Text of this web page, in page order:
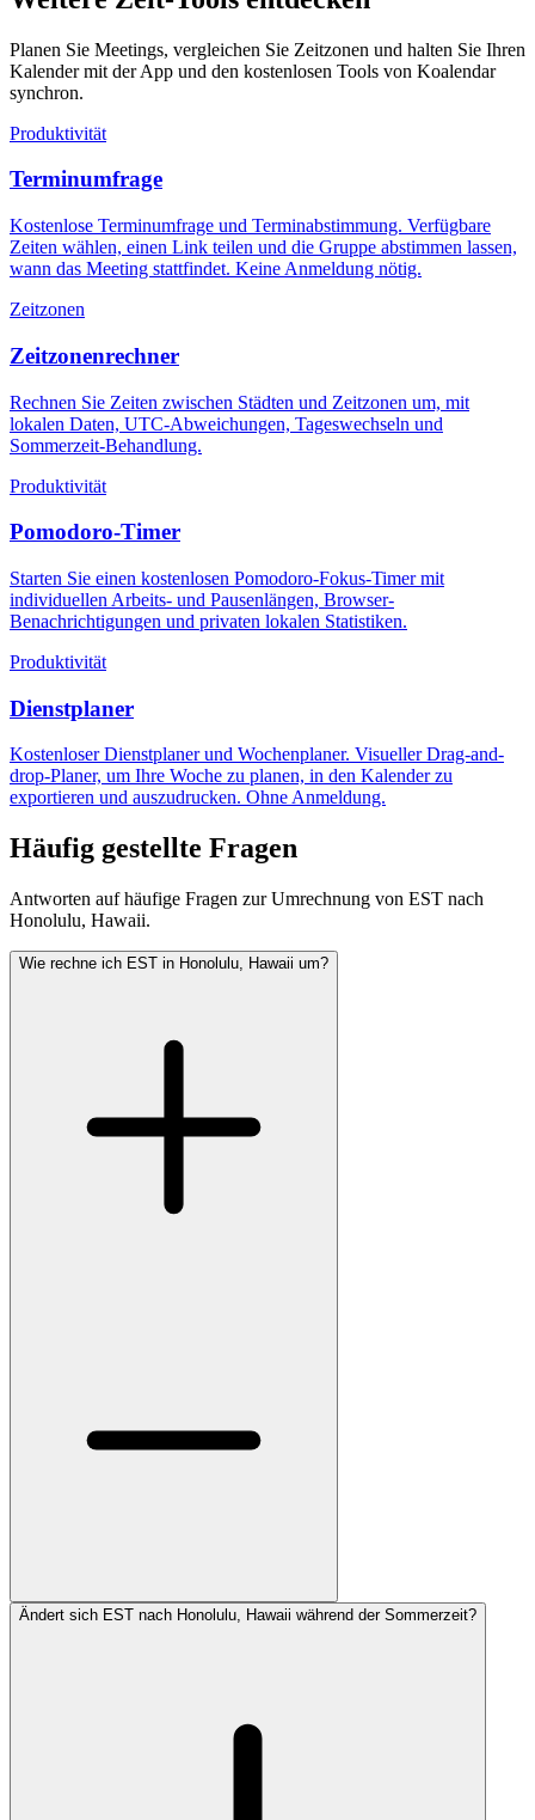
Planen Sie Meetings, vergleichen Sie Zeitzonen und halten Sie Ihren
Kalender mit der App und den kostenlosen Tools von Koalendar
synchron.
Produktivität
Terminumfrage
Kostenlose Terminumfrage und Terminabstimmung. Verfügbare
Zeiten wählen, einen Link teilen und die Gruppe abstimmen lassen,
wann das Meeting stattfindet. Keine Anmeldung nötig.
Zeitzonen
Zeitzonenrechner
Rechnen Sie Zeiten zwischen Städten und Zeitzonen um, mit
lokalen Daten, UTC-Abweichungen, Tageswechseln und
Sommerzeit-Behandlung.
Produktivität
Pomodoro-Timer
Starten Sie einen kostenlosen Pomodoro-Fokus-Timer mit
individuellen Arbeits- und Pausenlängen, Browser-
Benachrichtigungen und privaten lokalen Statistiken.
Produktivität
Dienstplaner
Kostenloser Dienstplaner und Wochenplaner. Visueller Drag-and-
drop-Planer, um Ihre Woche zu planen, in den Kalender zu
exportieren und auszudrucken. Ohne Anmeldung.
Häufig gestellte Fragen
Antworten auf häufige Fragen zur Umrechnung von EST nach
Honolulu, Hawaii.
Wie rechne ich EST in Honolulu, Hawaii um?
Ändert sich EST nach Honolulu, Hawaii während der Sommerzeit?